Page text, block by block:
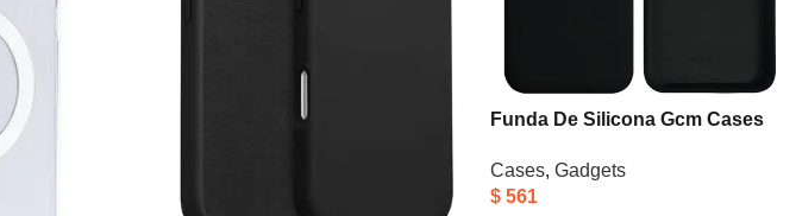
Funda De Silicona Gcm Cases
Cases, Gadgets
$561